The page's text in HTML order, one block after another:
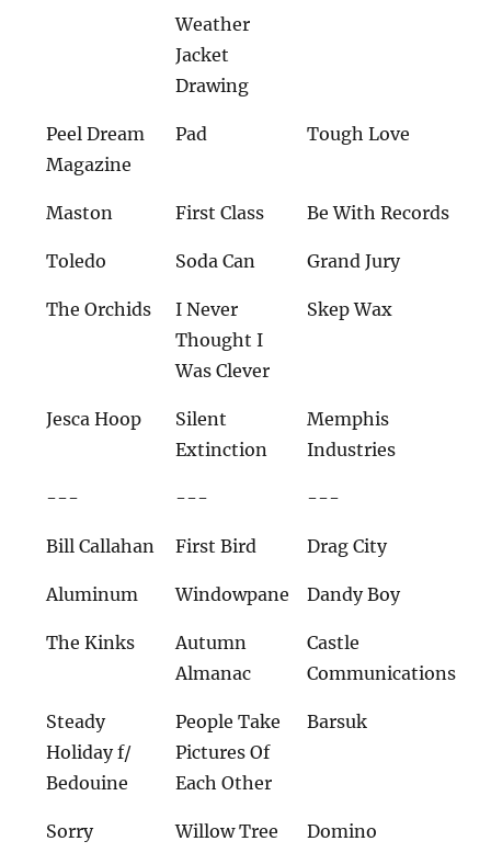
Weather
Jacket
Drawing
Peel Dream
Magazine
Pad Tough Love
Maston First Class Be With Records
Toledo Soda Can Grand Jury
The Orchids
I Never
Thought I
Was Clever
Skep Wax
Jesca Hoop
Silent
Extinction
Memphis
Industries
--- --- ---
Bill Callahan First Bird Drag City
Aluminum Windowpane Dandy Boy
The Kinks
Autumn
Almanac
Castle
Communications
Steady
Holiday f/
Bedouine
People Take
Pictures Of
Each Other
Barsuk
Sorry Willow Tree Domino